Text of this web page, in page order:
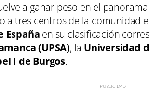
a ganar peso en el
a tres centros de la comunidad
España en su clasificación
(UPSA), la Universidad
I de Burgos.